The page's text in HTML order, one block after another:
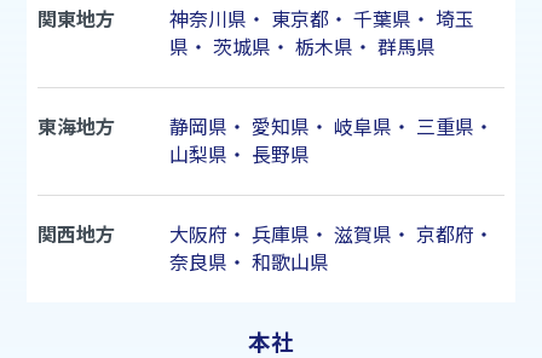
関東地方 神奈川県 ・ 東京都・ 千葉県 ・ 埼玉
県 ・ 茨城県 ・ 栃木県 ・ 群馬県
東海地方 静岡県 ・ 愛知県 ・ 岐阜県 ・ 三重県 ・
山梨県 ・ 長野県
関西地方 大阪府 ・ 兵庫県 ・ 滋賀県 ・ 京都府 ・
奈良県 ・ 和歌山県
本社